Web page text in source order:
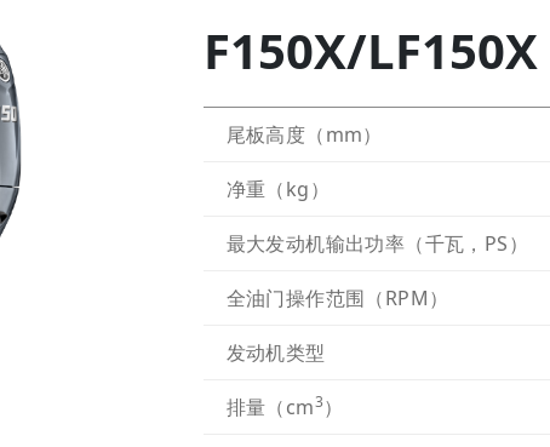
F150X/LF150X
尾板高度（mm）
净重（kg）
最大发动机输出功率（千瓦，PS）
全油门操作范围（RPM）
发动机类型
排量（cm3）